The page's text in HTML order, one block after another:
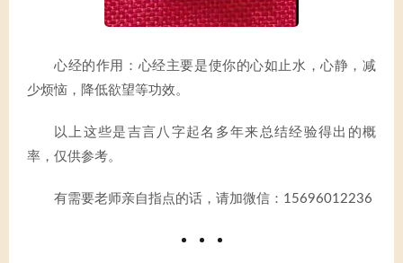
心经的作用：心经主要是使你的心如止水，心静，减
少烦恼，降低欲望等功效。
以上这些是吉言八字起名多年来总结经验得出的概
率，仅供参考。
有需要老师亲自指点的话，请加微信：15696012236